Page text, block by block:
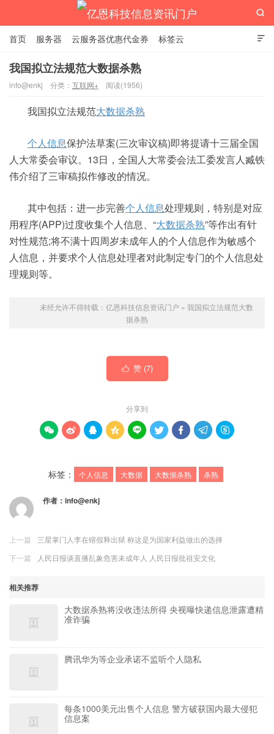

首页 服务器 云服务器优惠代金券 标签云

我国拟立法规范大数据杀熟
info@enkj 分类： 互联网+ 阅读(1956)
我国拟立法规范大数据杀熟
个人信息保护法草案(三次审议稿)即将提请十三届全国
人大常委会审议。13日，全国人大常委会法工委发言人臧铁
伟介绍了三审稿拟作修改的情况。
其中包括：进一步完善个人信息处理规则，特别是对应
用程序(APP)过度收集个人信息、“大数据杀熟”等作出有针
对性规范;将不满十四周岁未成年人的个人信息作为敏感个
人信息，并要求个人信息处理者对此制定专门的个人信息处
理规则等。
未经允许不得转载： 亿恩科技信息资讯门户 » 我国拟立法规范大数
据杀熟
 赞 (7)
分享到
        
标签： 个人信息 大数据 大数据杀熟 杀熟
作者： info@enkj
上一篇
三星掌门人李在镕假释出狱 称这是为国家利益做出的选择
下一篇
人民日报谈直播乱象危害未成年人 人民日报批祖安文化
相关推荐
大数据杀熟将没收违法所得 央视曝快递信息泄露遭精
准诈骗
腾讯华为等企业承诺不监听个人隐私
每条1000美元出售个人信息 警方破获国内最大侵犯
信息案